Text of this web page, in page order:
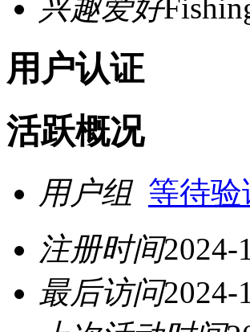
兴趣爱好
用户认证
活跃概况
用户组 等待验
注册时间2024-
最后访问2024-